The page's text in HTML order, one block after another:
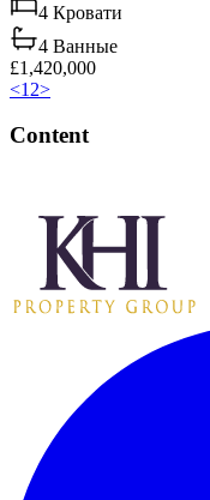
4 Кровати
4 Ванные
£1,420,000
<1 2>
Content